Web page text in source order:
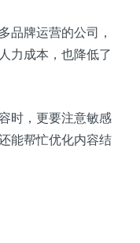
品牌运营的公司，
力成本，也降低了
时，更要注意敏感
能帮忙优化内容结